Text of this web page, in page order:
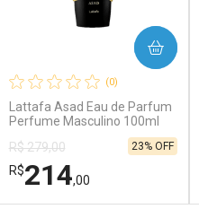
Comprar sem Desconto
Por R$ 22,33/cada
Comprar sem Desconto
Por R$ 22,33/cada
(0)
Lattafa Asad Eau de Parfum
Perfume Masculino 100ml
R$ 279,00
R$214,00
23% OFF
COMPRAR